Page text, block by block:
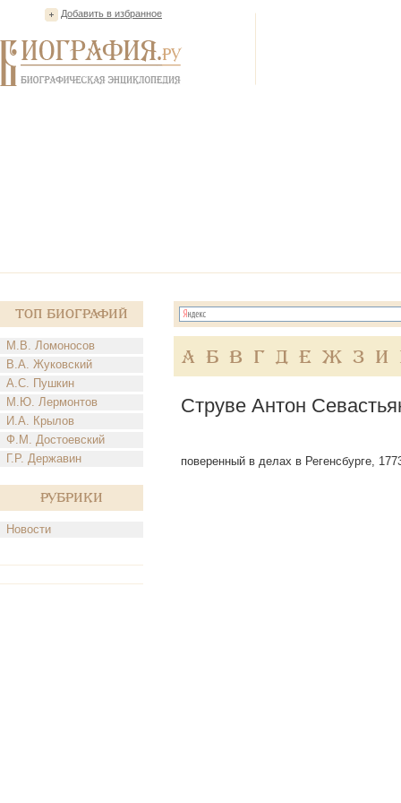
Добавить в избранное
Топ Биографий
М.В. Ломоносов
В.А. Жуковский
А.С. Пушкин
М.Ю. Лермонтов
И.А. Крылов
Ф.М. Достоевский
Г.Р. Державин
Рубрики
Новости
А Б В Г Д Е Ж З И
Струве Антон
поверенный в делах в Регенсбурге,